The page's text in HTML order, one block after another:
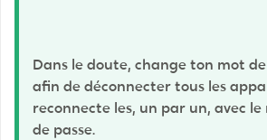
Dans le doute, change ton mot
afin de déconnecter tous les
reconnecte les, un par un, avec
de passe.